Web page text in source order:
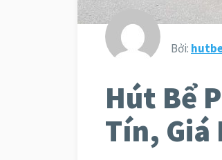
Bởi:
Hút Bể
Tín, Giá